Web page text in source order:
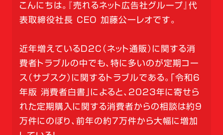
こんにちは。『売れるネット広告社グループ』代
表取締役社長 CEO 加藤公一レオです。
近年増えているD2C（ネット通販）に関する消
費者トラブルの中でも、特に多いのが定期コー
ス（サブスク）に関するトラブルである。「令和６
年版 消費者白書」によると、2023年に寄せら
れた定期購入に関する消費者からの相談は約9
万件にのぼり、前年の約7万件から大幅に増加